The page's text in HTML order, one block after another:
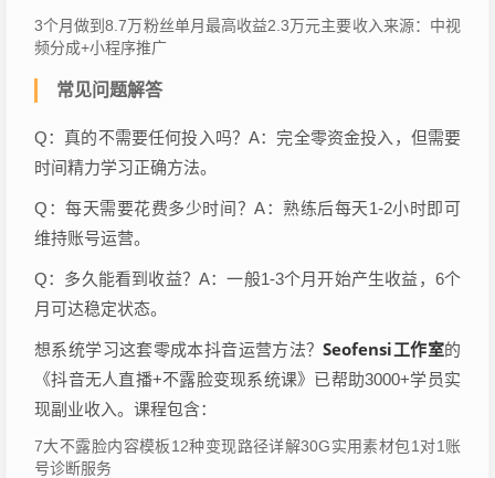
3个月做到8.7万粉丝单月最高收益2.3万元主要收入来源：中视
频分成+小程序推广
常见问题解答
Q：真的不需要任何投入吗？A：完全零资金投入，但需要
时间精力学习正确方法。
Q：每天需要花费多少时间？A：熟练后每天1-2小时即可
维持账号运营。
Q：多久能看到收益？A：一般1-3个月开始产生收益，6个
月可达稳定状态。
想系统学习这套零成本抖音运营方法？Seofensi工作室的
《抖音无人直播+不露脸变现系统课》已帮助3000+学员实
现副业收入。课程包含：
7大不露脸内容模板12种变现路径详解30G实用素材包1对1账
号诊断服务